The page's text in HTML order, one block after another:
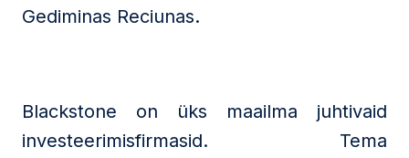
Gediminas Reciunas.
Blackstone on üks maailma juhtivaid
investeerimisfirmasid. Tema